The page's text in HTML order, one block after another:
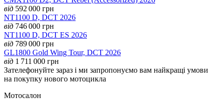
від 592 000 грн
NT1100 D, DCT 2026
від 746 000 грн
NT1100 D, DCT ES 2026
від 789 000 грн
GL1800 Gold Wing Tour, DCT 2026
від 1 711 000 грн
Зателефонуйте зараз і ми запропонуємо вам найкращі умови
на покупку нового мотоцикла
Мотосалон